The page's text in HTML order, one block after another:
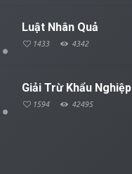
Luật Nhân Quả
1433 4342
Giải Trừ Khẩu Nghiệp
1594 42495